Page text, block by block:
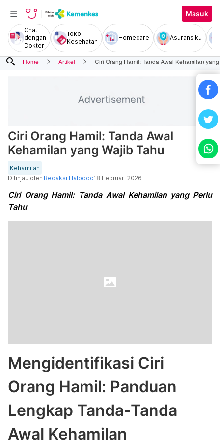
Masuk
Chat
dengan
Dokter
Toko
Kesehatan
Homecare Asuransiku
search Home Artikel Ciri Orang Hamil: Tanda Awal Kehamilan
Ciri Orang Hamil: Tanda Awal
Kehamilan yang Wajib Tahu
Kehamilan
Ditinjau oleh Redaksi Halodoc18 Februari 2026
Ciri Orang Hamil: Tanda Awal Kehamilan yang Perlu
Tahu
Mengidentifikasi Ciri
Orang Hamil: Panduan
Lengkap Tanda-Tanda
Awal Kehamilan